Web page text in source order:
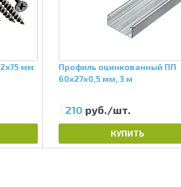
мм
Профиль оцинкованный ПП
60х27х0,5 мм, 3 м
210 руб./шт.
КУПИТЬ